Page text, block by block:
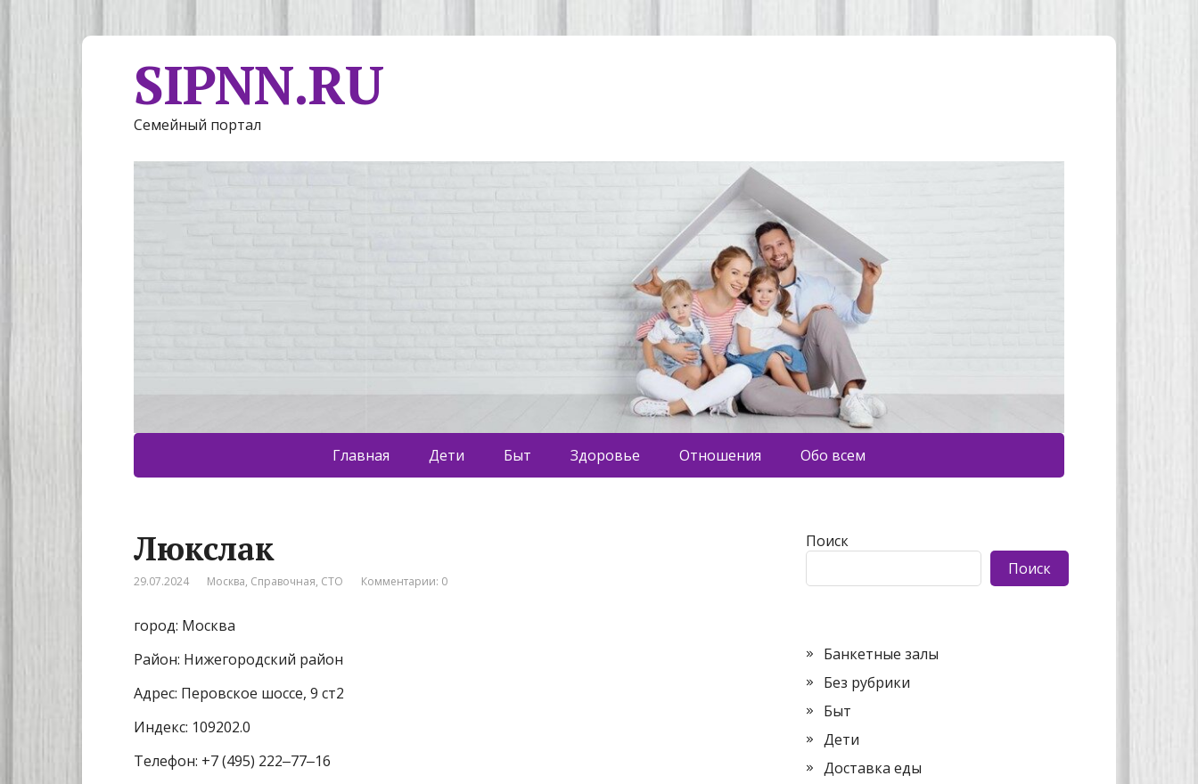
SIPNN.RU
Семейный портал
Главная Дети Быт Здоровье Отношения Обо всем
Люкслак
29.07.2024 Москва, Справочная, СТО Комментарии: 0
город: Москва
Район: Нижегородский район
Адрес: Перовское шоссе, 9 ст2
Индекс: 109202.0
Телефон: +7 (495) 222‒77‒16
Поиск
Поиск
Банкетные залы
Без рубрики
Быт
Дети
Доставка еды